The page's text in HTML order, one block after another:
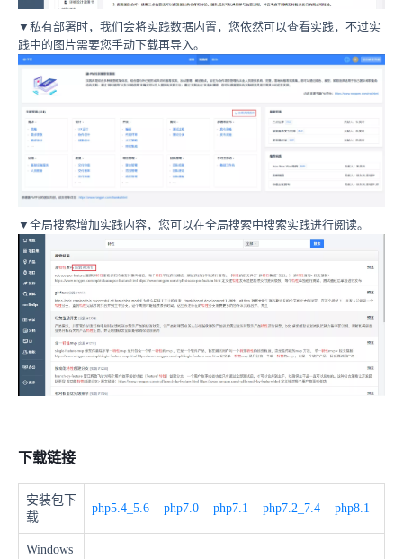
▼私有部署时，我们会将实践数据内置，您依然可以查看实践，不过实
践中的图片需要您手动下载再导入。
▼全局搜索增加实践内容，您可以在全局搜索中搜索实践进行阅读。
下载链接
安装包下
载
php5.4_5.6 php7.0 php7.1 php7.2_7.4 php8.1
Windows